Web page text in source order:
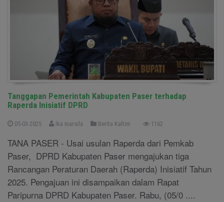
Tanggapan Pemerintah Kabupaten Paser terhadap
Raperda Inisiatif DPRD
05-03-2025 Ika marsila Berita Kaltim 1162
TANA PASER - Usai usulan Raperda dari Pemkab
Paser, DPRD Kabupaten Paser mengajukan tiga
Rancangan Peraturan Daerah (Raperda) Inisiatif Tahun
2025. Pengajuan ini disampaikan dalam Rapat
Paripurna DPRD Kabupaten Paser. Rabu, (05/0 ....